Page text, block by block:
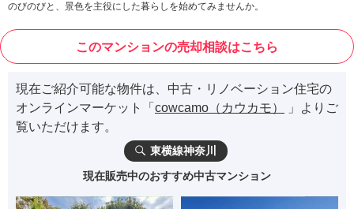
のびのびと、景色を主役にした暮らしを始めてみませんか。
このマンションの売却相談はこちら
現在ご紹介可能な物件は、中古・リノベーション住宅の
オンラインマーケット「 cowcamo（カウカモ）
」よりご
覧いただけます。
東横線神奈川
現在販売中のおすすめ中古マンション